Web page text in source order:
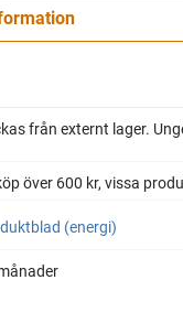
Gå till kassan
från externt lager.
över 600 kr, vissa
(energi)